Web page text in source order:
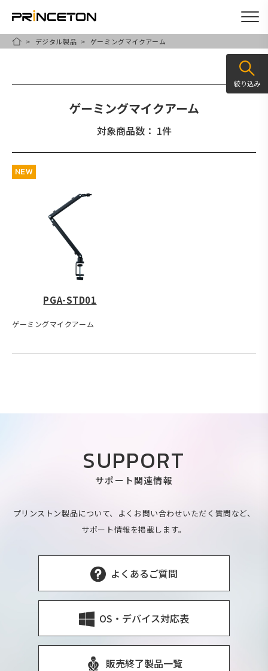
HOMEデジタル製品 ゲーミングマイクアーム
ゲーミングマイクアーム
対象商品数： 1件
NEW
PGA-STD01
ゲーミングマイクアーム
絞り込み
SUPPORT
サポート関連情報
プリンストン製品について、よくお問い合わせいただく質問など、
サポート情報を掲載します。
よくあるご質問
OS・デバイス対応表
販売終了製品一覧